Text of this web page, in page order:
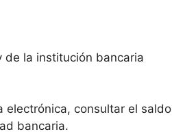
de la institución bancaria
electrónica, consultar el saldo
bancaria.